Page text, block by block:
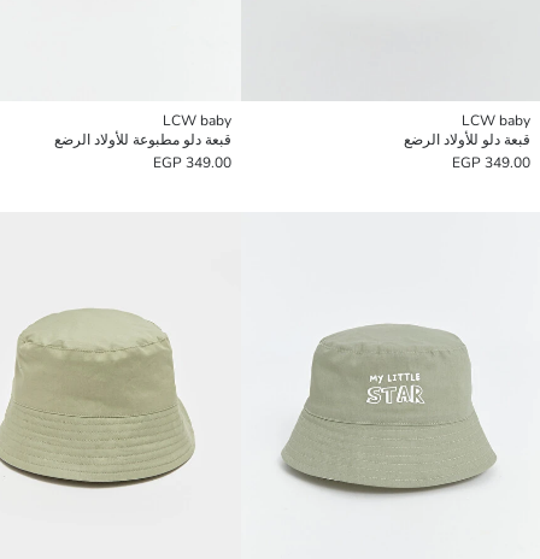
LCW baby
قبعة دلو للأولاد الرضع
349.00 EGP
LCW baby
قبعة دلو مطبوعة للأولاد الرضع
349.00 EGP